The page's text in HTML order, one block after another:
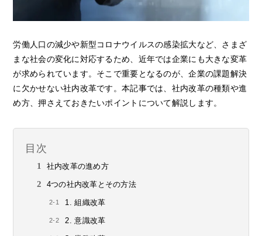
労働人口の減少や新型コロナウイルスの感染拡大など、さまざ
まな社会の変化に対応するため、近年では企業にも大きな変革
が求められています。そこで重要となるのが、企業の課題解決
に欠かせない社内改革です。本記事では、社内改革の種類や進
め方、押さえておきたいポイントについて解説します。
目次
社内改革の進め方
4つの社内改革とその方法
1. 組織改革
2. 意識改革